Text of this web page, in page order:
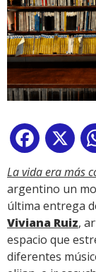
Facebook
X
La vida era más
argentino un
última entrega
Viviana Ruiz,
espacio que
diferentes